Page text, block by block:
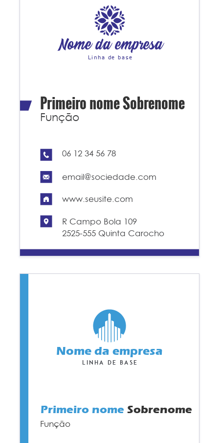
R Campo Bola 109
2525-555 Quinta Carocho
www.seusite.com
Função
06 12 34 56 78
email@sociedade.com
Primeiro nome Sobrenome
Nome da empresa
Linha de base
Função
Primeiro nome Sobrenome
Nome da empresa
Linha de base